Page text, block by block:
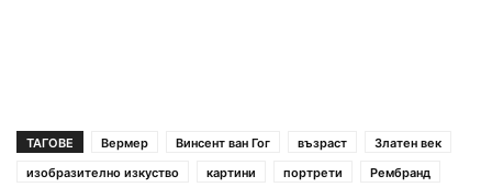
ТАГОВЕ Вермер Винсент ван Гог възраст
Златен век
изобразително изкуство
картини портрети
Рембранд